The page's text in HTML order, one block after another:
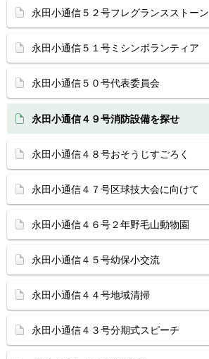
永田小通信５２号フレグランスストーン
永田小通信５１号ミシンボランティア
永田小通信５０号代表委員会
永田小通信４９号消防設備を探せ
永田小通信４８号おそうじすごろく
永田小通信４７号区球技大会に向けて
永田小通信４６号２年野毛山動物園
永田小通信４５号幼保小交流
永田小通信４４号地域清掃
永田小通信４３号分期式スピーチ